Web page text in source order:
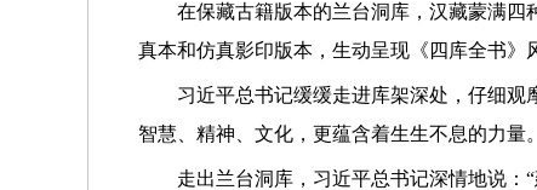
在保藏古籍版本的兰台洞库，汉藏蒙满
真本和仿真影印版本，生动呈现《四库全书
习近平总书记缓缓走进库架深处，仔细
智慧、精神、文化，更蕴含着生生不息的力量
走出兰台洞库，习近平总书记深情地说